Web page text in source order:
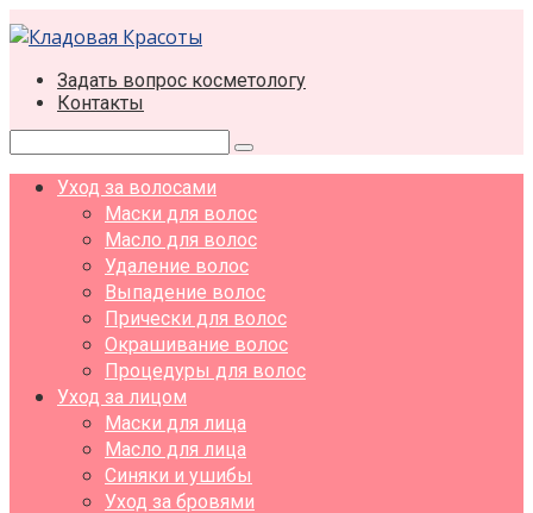
Перейти
к
контентуЗадать вопрос косметологу
Контакты
Поиск:
Уход за волосами
Маски для волос
Масло для волос
Удаление волос
Выпадение волос
Прически для волос
Окрашивание волос
Процедуры для волос
Уход за лицом
Маски для лица
Масло для лица
Синяки и ушибы
Уход за бровями